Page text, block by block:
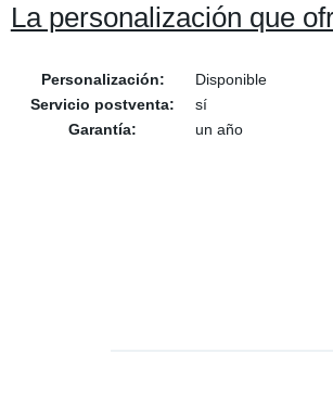
La personalización que
Personalización:
Disponible
Servicio postventa:
sí
Garantía:
un año